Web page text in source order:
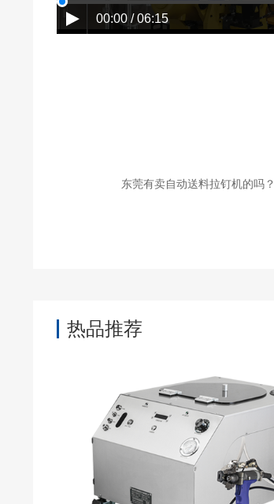
00:00 / 06:15
东莞有卖自动送料拉钉机的吗？
热品推荐